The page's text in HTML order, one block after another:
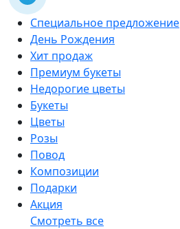
Специальное предложение
День Рождения
Хит продаж
Премиум букеты
Недорогие цветы
Букеты
Цветы
Розы
Повод
Композиции
Подарки
Акция
Смотреть все